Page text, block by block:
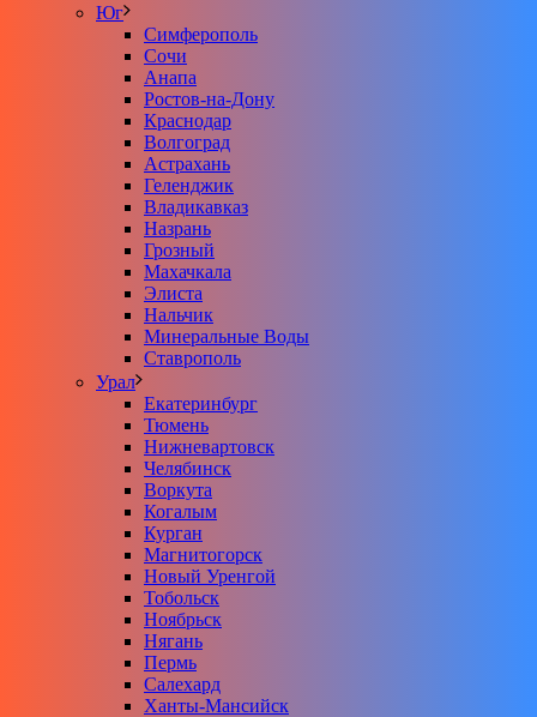
Юг
Симферополь
Сочи
Анапа
Ростов-на-Дону
Краснодар
Волгоград
Астрахань
Геленджик
Владикавказ
Назрань
Грозный
Махачкала
Элиста
Нальчик
Минеральные Воды
Ставрополь
Урал
Екатеринбург
Тюмень
Нижневартовск
Челябинск
Воркута
Когалым
Курган
Магнитогорск
Новый Уренгой
Тобольск
Ноябрьск
Нягань
Пермь
Салехард
Ханты-Мансийск